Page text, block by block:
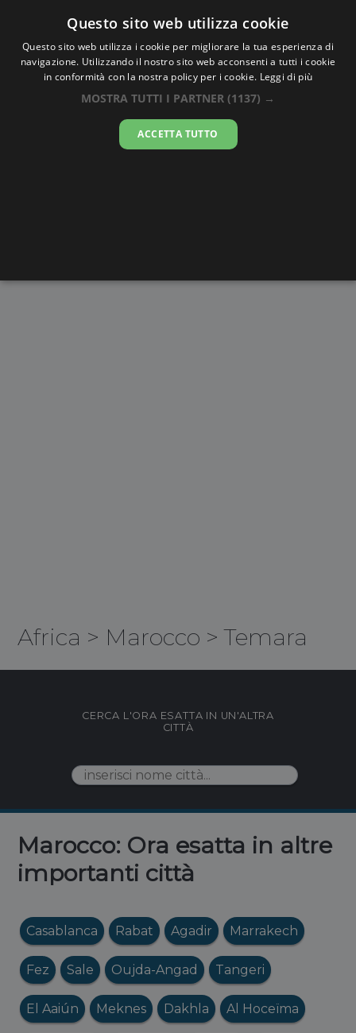
Oraesatta.co
Ora EsattaTemara
05:06:11
Africa > Marocco >Temara
CERCA L'ORA ESATTA IN UN'ALTRA
CITTÀ
Marocco: Ora esatta in altre
importanti città
Casablanca Rabat Agadir Marrakech
Fez Sale Oujda-Angad Tangeri
El Aaiún Meknes Dakhla Al Hoceïma
Questo sito web utilizza cookie
Questo sito web utilizza i cookie per migliorare la tua esperienza di
navigazione. Utilizzando il nostro sito web acconsenti a tutti i cookie
in conformità con la nostra policy per i cookie. Leggi di più
MOSTRA TUTTI I PARTNER (1137) →
ACCETTA TUTTO